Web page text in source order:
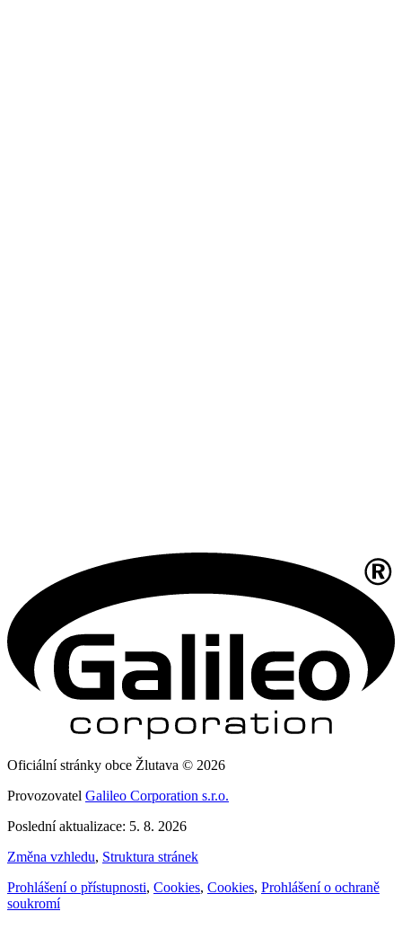
Oficiální stránky obce Žlutava © 2026
Provozovatel Galileo Corporation s.r.o.
Poslední aktualizace: 5. 8. 2026
Změna vzhledu, Struktura stránek
Prohlášení o přístupnosti, Cookies, Cookies, Prohlášení o ochraně
soukromí